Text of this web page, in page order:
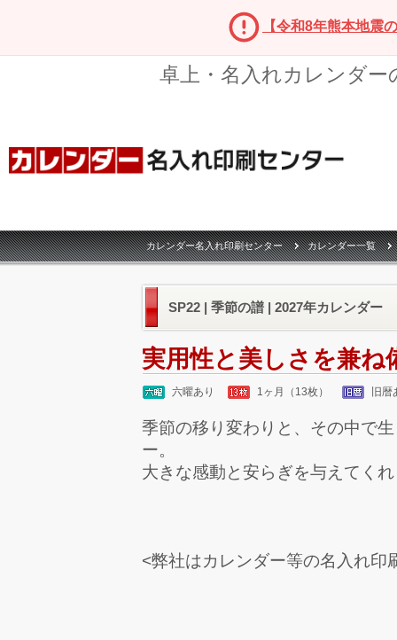
【令和8年熊本地震
卓上・名入れカレンダ
カレンダー名入れ印刷センター カレンダー一覧
SP22 | 季節の譜 | 2027年カレンダー
実用性と美しさを兼ね
六曜あり 1ヶ月（13枚） 旧
季節の移り変わりと、その中で
ー。
大きな感動と安らぎを与えてく
<弊社はカレンダー等の名入れ印